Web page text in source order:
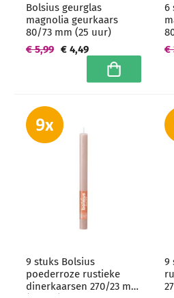
Bolsius geurglas
magnolia geurkaars
80/73 mm (25 uur)
€ 4,49
€ 5,99
In winkelwagen
6
€
9 stuks Bolsius
poederroze rustieke
dinerkaarsen 270/23 mm
9